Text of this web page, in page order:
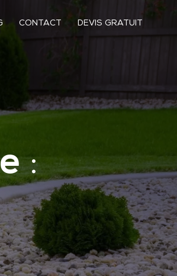
CONTACT DEVIS GRATUIT
: